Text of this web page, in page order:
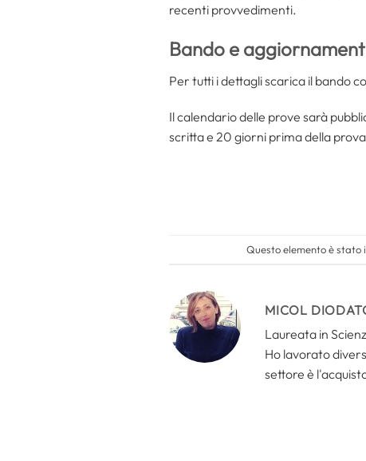
recenti provvedimenti.
Bando e
Per tutti i dettagli scarica il bando
Il calendario delle prove sarà
scritta e 20 giorni prima della
Questo elemento è stato
MICOL
Laureata in
Ho lavorato
settore è